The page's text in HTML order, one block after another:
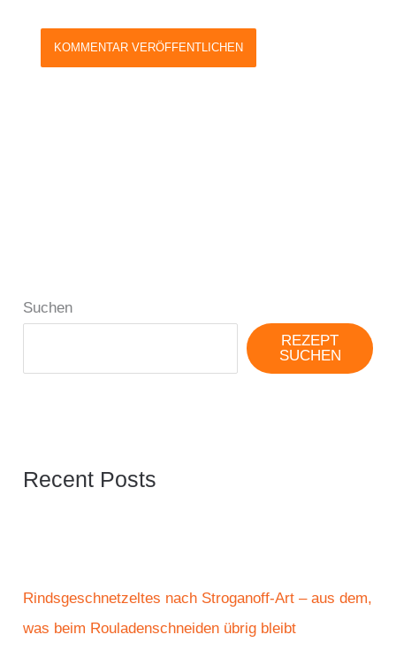
Suchen
REZEPT
SUCHEN
Recent Posts
Rindsgeschnetzeltes nach Stroganoff-Art – aus dem,
was beim Rouladenschneiden übrig bleibt